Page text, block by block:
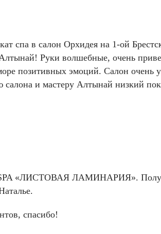
спа в салон Орхидея на 1-ой
Руки волшебные, очень
позитивных эмоций. Салон очень
салона и мастеру Алтынай низкий
«ЛИСТОВАЯ ЛАМИНАРИЯ».
спасибо!